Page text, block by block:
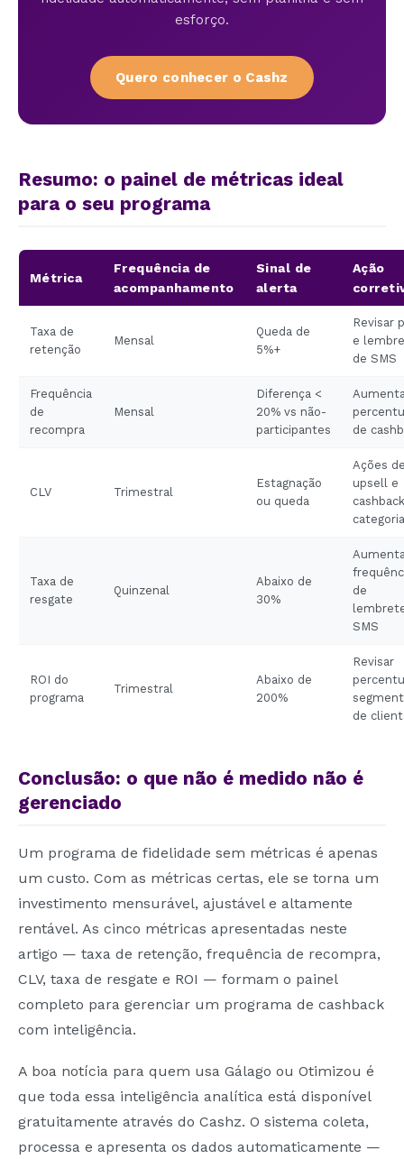
esforço.
Quero conhecer o Cashz
Resumo: o painel de métricas ideal
para o seu programa
Métrica
Frequência de
acompanhamento
Sinal de
alerta
Ação
Taxa de
retenção
Mensal
Queda de
5%+
Revisar
e
de SMS
Frequência
de
recompra
Mensal
Diferença <
20% vs não-
participantes
de
CLV Trimestral
Estagnação
ou queda
Ações
upsell e
categoria
Taxa de
resgate
Quinzenal
Abaixo de
30%
de
SMS
ROI do
programa
Trimestral
Abaixo de
200%
Revisar
de
Conclusão: o que não é medido não é
gerenciado
Um programa de fidelidade sem métricas é apenas
um custo. Com as métricas certas, ele se torna um
investimento mensurável, ajustável e altamente
rentável. As cinco métricas apresentadas neste
artigo — taxa de retenção, frequência de recompra,
CLV, taxa de resgate e ROI — formam o painel
completo para gerenciar um programa de cashback
com inteligência.
A boa notícia para quem usa Gálago ou Otimizou é
que toda essa inteligência analítica está disponível
gratuitamente através do Cashz. O sistema coleta,
processa e apresenta os dados automaticamente —